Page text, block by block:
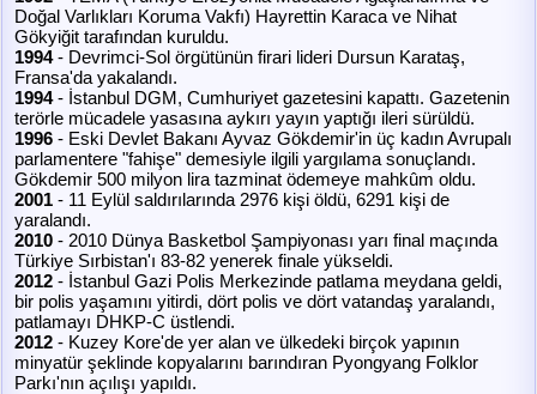
Doğal Varlıkları Koruma Vakfı) Hayrettin Karaca ve Nihat
Gökyiğit tarafından kuruldu.
1994- Devrimci-Sol örgütünün firari lideri Dursun Karataş,
Fransa'da yakalandı.
1994- İstanbul DGM, Cumhuriyet gazetesini kapattı. Gazetenin
terörle mücadele yasasına aykırı yayın yaptığı ileri sürüldü.
1996 - Eski Devlet Bakanı Ayvaz Gökdemir'in üç kadın Avrupalı
parlamentere "fahişe" demesiyle ilgili yargılama sonuçlandı.
Gökdemir 500 milyon lira tazminat ödemeye mahkûm oldu.
2001 - 11 Eylül saldırılarında 2976 kişi öldü, 6291 kişi de
yaralandı.
2010 - 2010 Dünya Basketbol Şampiyonası yarı final maçında
Türkiye Sırbistan'ı 83-82 yenerek finale yükseldi.
2012 - İstanbul Gazi Polis Merkezinde patlama meydana geldi,
bir polis yaşamını yitirdi, dört polis ve dört vatandaş yaralandı,
patlamayı DHKP-C üstlendi.
2012 - Kuzey Kore'de yer alan ve ülkedeki birçok yapının
minyatür şeklinde kopyalarını barındıran Pyongyang Folklor
Parkı'nın açılışı yapıldı.